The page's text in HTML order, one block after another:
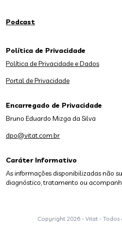
Podcast
Caráter Informativo
As informações disponibilizadas não
diagnóstico, tratamento ou
Política de Privacidade
Política de Privacidade e Dados
Portal de Privacidade
Encarregado de Privacidade
Bruno Eduardo Mizga da Silva
dpo@vitat.com.br
Copyright 2026 - Vitat -